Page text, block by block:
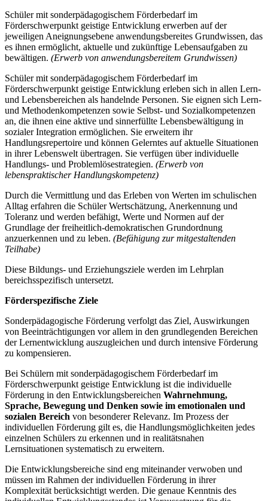
Schüler mit sonderpädagogischem Förderbedarf im
Förderschwerpunkt geistige Entwicklung erwerben auf der
jeweiligen Aneignungsebene anwendungsbereites Grundwissen, das
es ihnen ermöglicht, aktuelle und zukünftige Lebensaufgaben zu
bewältigen. (Erwerb von anwendungsbereitem Grundwissen)
Schüler mit sonderpädagogischem Förderbedarf im
Förderschwerpunkt geistige Entwicklung erleben sich in allen Lern-
und Lebensbereichen als handelnde Personen. Sie eignen sich Lern-
und Methodenkompetenzen sowie Selbst- und Sozialkompetenzen
an, die ihnen eine aktive und sinnerfüllte Lebensbewältigung in
sozialer Integration ermöglichen. Sie erweitern ihr
Handlungsrepertoire und können Gelerntes auf aktuelle Situationen
in ihrer Lebenswelt übertragen. Sie verfügen über individuelle
Handlungs- und Problemlösestrategien. (Erwerb von
lebenspraktischer Handlungskompetenz)
Durch die Vermittlung und das Erleben von Werten im schulischen
Alltag erfahren die Schüler Wertschätzung, Anerkennung und
Toleranz und werden befähigt, Werte und Normen auf der
Grundlage der freiheitlich-demokratischen Grundordnung
anzuerkennen und zu leben. (Befähigung zur mitgestaltenden
Teilhabe)
Diese Bildungs- und Erziehungsziele werden im Lehrplan
bereichsspezifisch untersetzt.
Förderspezifische Ziele
Sonderpädagogische Förderung verfolgt das Ziel, Auswirkungen
von Beeinträchtigungen vor allem in den grundlegenden Bereichen
der Lernentwicklung auszugleichen und durch intensive Förderung
zu kompensieren.
Bei Schülern mit sonderpädagogischem Förderbedarf im
Förderschwerpunkt geistige Entwicklung ist die individuelle
Förderung in den Entwicklungsbereichen Wahrnehmung,
Sprache, Bewegung und Denken sowie im emotionalen und
sozialen Bereich von besonderer Relevanz. Im Prozess der
individuellen Förderung gilt es, die Handlungsmöglichkeiten jedes
einzelnen Schülers zu erkennen und in realitätsnahen
Lernsituationen systematisch zu erweitern.
Die Entwicklungsbereiche sind eng miteinander verwoben und
müssen im Rahmen der individuellen Förderung in ihrer
Komplexität berücksichtigt werden. Die genaue Kenntnis des